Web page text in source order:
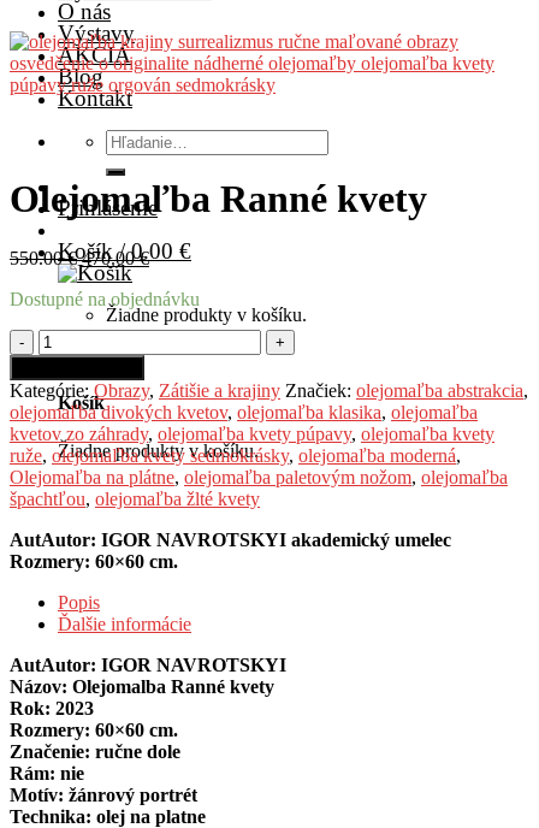
O nás
Výstavy
AKCIA
Blog
Kontakt
Hľadať:
Prihlásenie
Košík /0.00 €
Žiadne produkty v košíku.
Košík
Žiadne produkty v košíku.
Olejomaľba Ranné kvety
550.00€ 470.00€
Dostupné na objednávku
množstvo
Olejomaľba
Ranné
kvety
Kategórie: Obrazy, Zátišie a krajiny Značiek: olejomaľba abstrakcia,
olejomaľba divokých kvetov, olejomaľba klasika, olejomaľba
kvetov zo záhrady, olejomaľba kvety púpavy, olejomaľba kvety
ruže, olejomaľba kvety sedmokrásky, olejomaľba moderná,
Olejomaľba na plátne, olejomaľba paletovým nožom, olejomaľba
špachtľou, olejomaľba žlté kvety
AutAutor: IGOR NAVROTSKYI akademický umelec
Rozmery: 60×60 cm.
Popis
Ďalšie informácie
AutAutor: IGOR NAVROTSKYI
Názov: Olejomalba Ranné kvety
Rok: 2023
Rozmery: 60×60 cm.
Značenie: ručne dole
Rám: nie
Motív: žánrový portrét
Technika: olej na platne